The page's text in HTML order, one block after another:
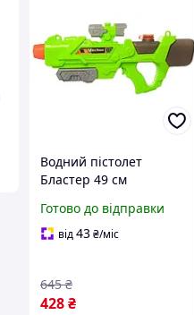
Водний пістолет
Бластер 49 см
Готово до відправки
від43₴/міс
428₴
645 ₴